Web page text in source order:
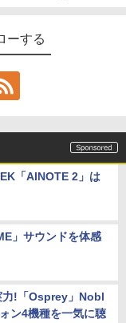
ーする
「AINOTE 2」は
」サウンドを体感
力!「Osprey」Nobl
ン4機種を一気に聴